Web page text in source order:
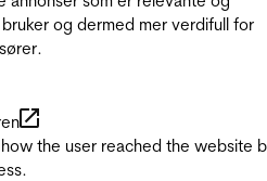
og dermed mer verdifull for
the user reached the website